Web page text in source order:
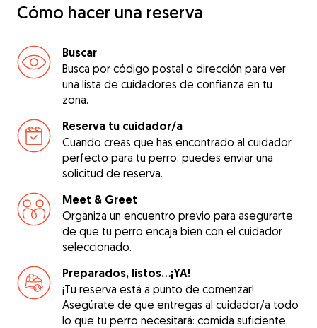
Cómo hacer una reserva
Buscar
Busca por código postal o dirección para ver
una lista de cuidadores de confianza en tu
zona.
Reserva tu cuidador/a
Cuando creas que has encontrado al cuidador
perfecto para tu perro, puedes enviar una
solicitud de reserva.
Meet & Greet
Organiza un encuentro previo para asegurarte
de que tu perro encaja bien con el cuidador
seleccionado.
Preparados, listos...¡YA!
¡Tu reserva está a punto de comenzar!
Asegúrate de que entregas al cuidador/a todo
lo que tu perro necesitará: comida suficiente,